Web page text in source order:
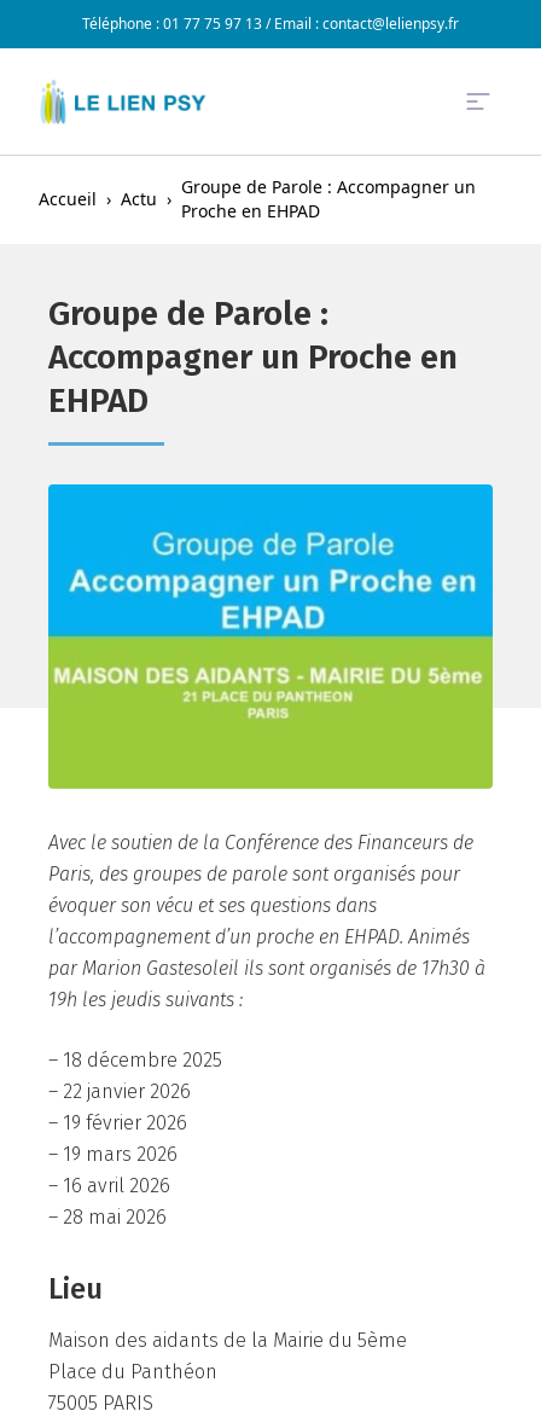
Téléphone : 01 77 75 97 13 / Email :contact@lelienpsy.fr
Accueil › Actu ›
Groupe de Parole : Accompagner un
Proche en EHPAD
Groupe de Parole :
Accompagner un Proche en
EHPAD
Avec le soutien de la Conférence des Financeurs de
Paris, des groupes de parole sont organisés pour
évoquer son vécu et ses questions dans
l’accompagnement d’un proche en EHPAD. Animés
par Marion Gastesoleil ils sont organisés de 17h30 à
19h les jeudis suivants :
– 18 décembre 2025
– 22 janvier 2026
– 19 février 2026
– 19 mars 2026
– 16 avril 2026
– 28 mai 2026
Lieu
Maison des aidants de la Mairie du 5ème
Place du Panthéon
75005 PARIS